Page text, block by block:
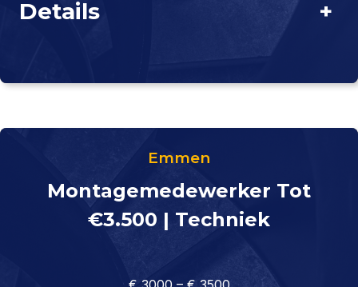
Details +
Emmen
Montagemedewerker Tot
€3.500 | Techniek